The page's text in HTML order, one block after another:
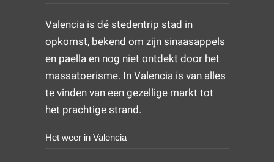
Valencia is dé stedentrip stad in
opkomst, bekend om zijn sinaasappels
en paella en nog niet ontdekt door het
massatoerisme. In Valencia is van alles
te vinden van een gezellige markt tot
het prachtige strand.
Het weer in Valencia